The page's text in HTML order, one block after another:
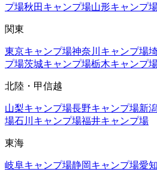
プ場秋田 キャンプ場山形キャンプ
関東
東京キャンプ場神奈川 キャンプ場
プ場茨城キャンプ場栃木キャンプ
北陸・甲信越
山梨キャンプ場長野キャンプ場新
場石川 キャンプ場福井キャンプ場
東海
岐阜キャンプ場静岡キャンプ場愛知